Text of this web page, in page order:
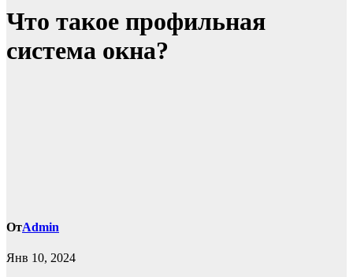
Что такое профильная
система окна?
ОтAdmin
Янв 10, 2024